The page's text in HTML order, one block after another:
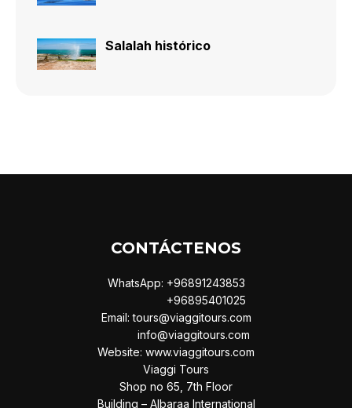
Salalah histórico
CONTÁCTENOS
WhatsApp: +96891243853
+96895401025
Email: tours@viaggitours.com
info@viaggitours.com
Website: www.viaggitours.com
Viaggi Tours
Shop no 65, 7th Floor
Building – Albaraa International